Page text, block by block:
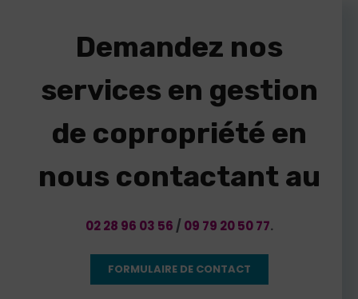
Demandez nos
services en gestion
de copropriété en
nous contactant au
02 28 96 03 56 / 09 79 20 50 77.
FORMULAIRE DE CONTACT